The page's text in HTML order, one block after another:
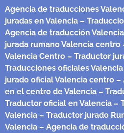
Agencia de traducciones
juradas en Valencia –
Agencia de traducción
jurada rumano Valencia centro
Valencia Centro – Traductor
Traducciones oficiales
jurado oficial Valencia centro –
en el centro de Valencia –
Traductor oficial en Valencia –
Valencia – Traductor jurado
Valencia – Agencia de